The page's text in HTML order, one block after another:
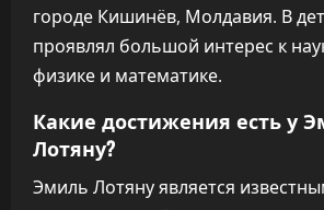
городе Кишинёв, Молдавия. В
проявлял большой интерес к
физике и математике.
Какие достижения есть у
Лотяну?
Эмиль Лотяну является